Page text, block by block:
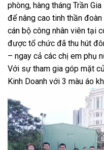
phòng, hàng tháng Trần
để nâng cao tinh thần
cán bộ công nhân viên tại
được tổ chức đã thu hút
– ngay cả các chị em phụ
Với sự tham gia góp mặt
Kinh Doanh với 3 màu áo